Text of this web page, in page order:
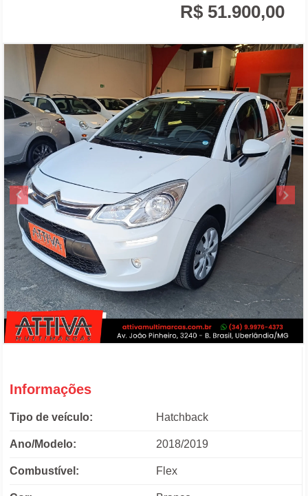
R$ 51.900,00
Informações
Tipo de veículo: Hatchback
Ano/Modelo: 2018/2019
Combustível: Flex